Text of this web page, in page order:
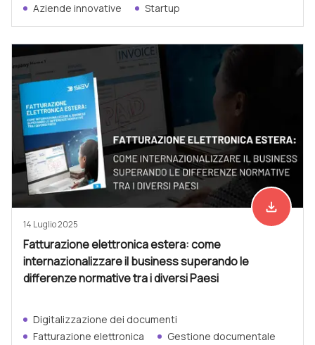
Aziende innovative Startup
Scarica
file_download
14 Luglio 2025
Fatturazione elettronica estera: come
internazionalizzare il business superando le
differenze normative tra i diversi Paesi
Digitalizzazione dei documenti
Fatturazione elettronica
Gestione documentale